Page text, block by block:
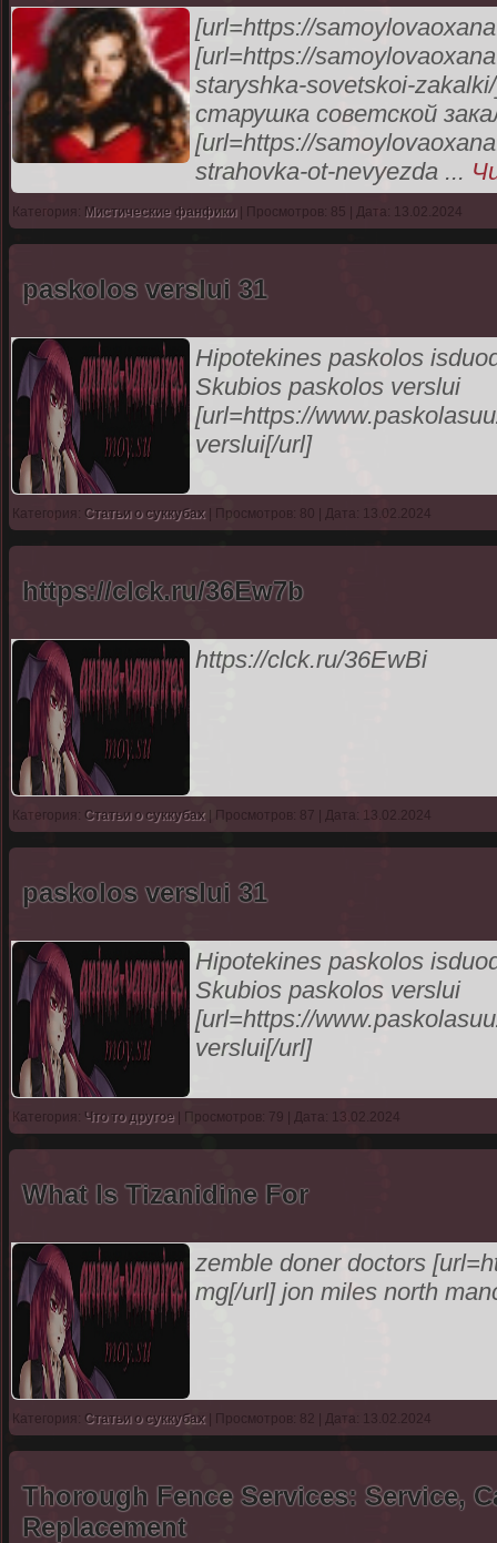
[url=https://
[url=https://
staryshka-sovetskoi-
старушка советской
[url=https://
strahovka-ot-nevyezda ...
Категория: Мистические фанфики| Просмотров: 85 | Дата: 13.02.2024
paskolos verslui 31
Hipotekines paskolos
Skubios paskolos verslui
[url=https://
verslui[/url]
Категория: Статьи о суккубах | Просмотров: 80 | Дата: 13.02.2024
https://clck.ru/36Ew7b
https://clck.ru/36EwBi
Категория: Статьи о суккубах | Просмотров: 87 | Дата: 13.02.2024
paskolos verslui 31
Hipotekines paskolos
Skubios paskolos verslui
[url=https://
verslui[/url]
Категория: Что то другое | Просмотров: 79 | Дата: 13.02.2024
What Is Tizanidine For
zemble doner doctors
mg[/url] jon miles north
Категория: Статьи о суккубах | Просмотров: 82 | Дата: 13.02.2024
Thorough Fence Services: Service,
Replacement